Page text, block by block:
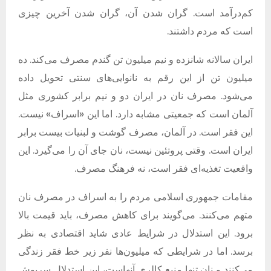
کم‌درآمد است. گران شدن آن، گران شدن آخرین چیزی
است که مردم داشتند.
ایران سالانه شانزده و نیم میلیون تن گندم مصرف می‌کند. ده
میلیون تن از این رقم به نانوایی‌های سنتی تحویل داده
می‌شود. مصرف نان در ایران دو و نیم برابر کشوری مثل
آلمان است که جمعیتی مشابه دارد. اما این «اسراف» نیست.
این فقر است. در آلمان، مصرف گوشت و لبنیات بیست برابر
ایران است. وقتی پروتئین نیست، نان جای آن را می‌گیرد. این
واقعیت تغذیه‌ای فقر است، نه فرهنگ مصرف.
مقامات جمهوری اسلامی مردم را به اسراف در مصرف نان
متهم می‌کنند. می‌گویند برای کاهش مصرف، باید قیمت بالا
برود. این استدلال در شرایط عادی شاید اقتصادی به نظر
برسد. اما در شرایطی که میلیون‌ها نفر زیر خط فقر زندگی